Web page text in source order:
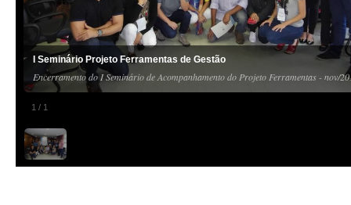
1 / 1
I Seminário Projeto Ferramentas de Gestão
Encerramento do I Seminário de Acompanhamento do Projeto Ferramentas - nov/